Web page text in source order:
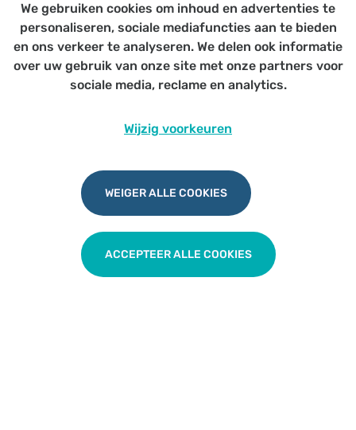
De Huisartsenvereniging der Durmestreek nodigen
praktijkvoerende artsen uit Lokeren / Eksaarde /
Moerbeke en specialisten VITAZ, met hun partners uit
op de nieuwjaarsbrunch.
Thema verbondenheid: interprofessionele
samenwerking tussen artsen en specialisten
specialisten VITAZ
We gebruiken cookies om inhoud en advertenties te
personaliseren, sociale mediafuncties aan te bieden
en ons verkeer te analyseren. We delen ook informatie
over uw gebruik van onze site met onze partners voor
sociale media, reclame en analytics.
Wijzig voorkeuren
WEIGER ALLE COOKIES
ACCEPTEER ALLE COOKIES